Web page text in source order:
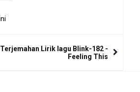
Terjemahan Lirik lagu Blink-182 -
Feeling This